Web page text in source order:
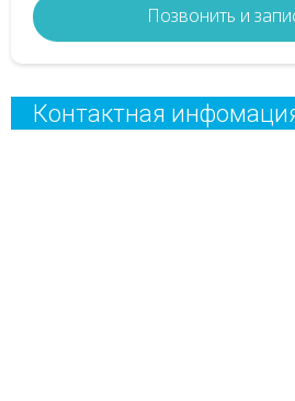
Позвонить и
Контактная